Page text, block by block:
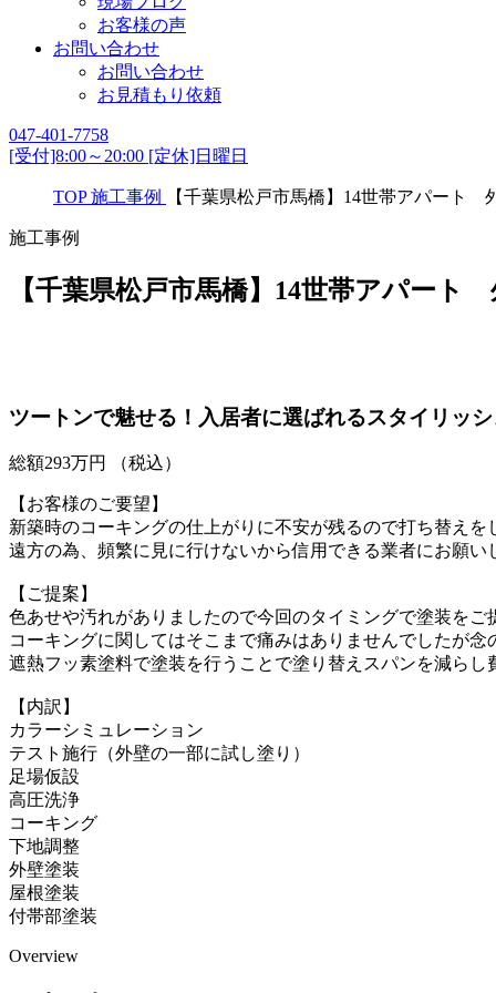
お客様の声
お問い合わせ
お問い合わせ
お見積もり依頼
047-401-7758
[受付]8:00～20:00 [定休]日曜日
TOP 施工事例 【千葉県松戸市馬橋】14世帯アパート
施工事例
【千葉県松戸市馬橋】14世帯アパー
ツートンで魅せる！入居者に選ばれるスタイリッ
総額293万円 （税込）
【お客様のご要望】
新築時のコーキングの仕上がりに不安が残るので打ち替えを
遠方の為、頻繁に見に行けないから信用できる業者にお願い
【ご提案】
色あせや汚れがありましたので今回のタイミングで塗装をご
コーキングに関してはそこまで痛みはありませんでしたが
遮熱フッ素塗料で塗装を行うことで塗り替えスパンを減らし
【内訳】
カラーシミュレーション
テスト施行（外壁の一部に試し塗り）
足場仮設
高圧洗浄
コーキング
下地調整
外壁塗装
屋根塗装
付帯部塗装
Overview